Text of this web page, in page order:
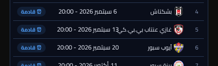
4 بشكتاش 6 سبتمبر 2026 - 20:00 ⏰ قادمة
5 غازي عنتاب بي.بي.كي.13 سبتمبر 2026 - 20:00 ⏰ قادمة
6 أيوب سبور 20 سبتمبر 2026 - 20:00 ⏰ قادمة